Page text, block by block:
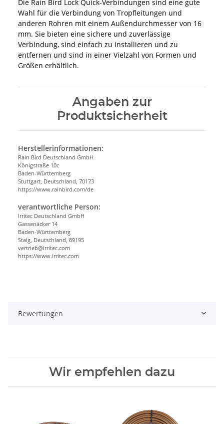
Die Rain Bird Lock Quick-Verbindungen sind eine gute
Wahl für die Verbindung von Tropfleitungen und
anderen Rohren mit einem Außendurchmesser von 16
mm. Sie bieten eine sichere und zuverlässige
Verbindung, sind einfach zu installieren und zu
entfernen und sind in einer Vielzahl von Formen und
Größen erhältlich.
Angaben zur
Produktsicherheit
Herstellerinformationen:
Rain Bird Deutschland GmbH
Königstraße 10c
Baden-Württemberg
Stuttgart, Deutschland, 70173
https://www.rainbird.com/de
verantwortliche Person:
Irritec Deutschland GmbH
Gassenäcker 14
Baden-Württemberg
Staig, Deutschland, 89195
vertrieb@irritec.com
https://www.irritec.com
Bewertungen
Wir empfehlen dazu